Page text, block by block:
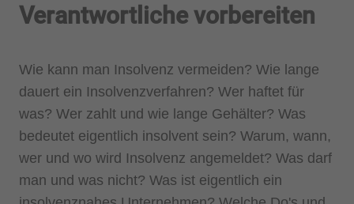
Verantwortliche vorbereiten
Wie kann man Insolvenz vermeiden? Wie lange
dauert ein Insolvenzverfahren? Wer haftet für
was? Wer zahlt und wie lange Gehälter? Was
bedeutet eigentlich insolvent sein? Warum, wann,
wer und wo wird Insolvenz angemeldet? Was darf
man und was nicht? Was ist eigentlich ein